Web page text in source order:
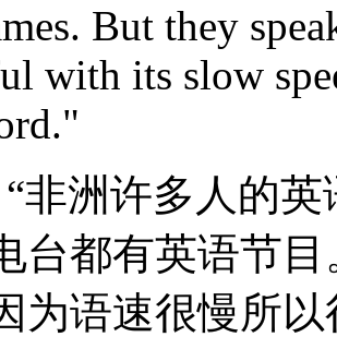
But they
with its slow
非洲许多人的
台都有英语节
为语速很慢所